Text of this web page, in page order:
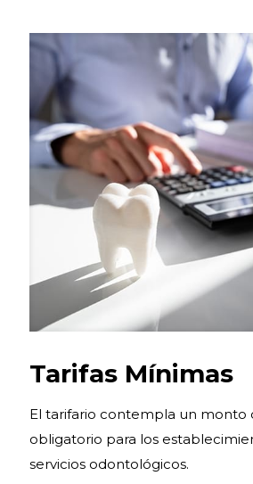
Tarifas Mínimas
El tarifario contempla un monto
obligatorio para los
servicios odontológicos.